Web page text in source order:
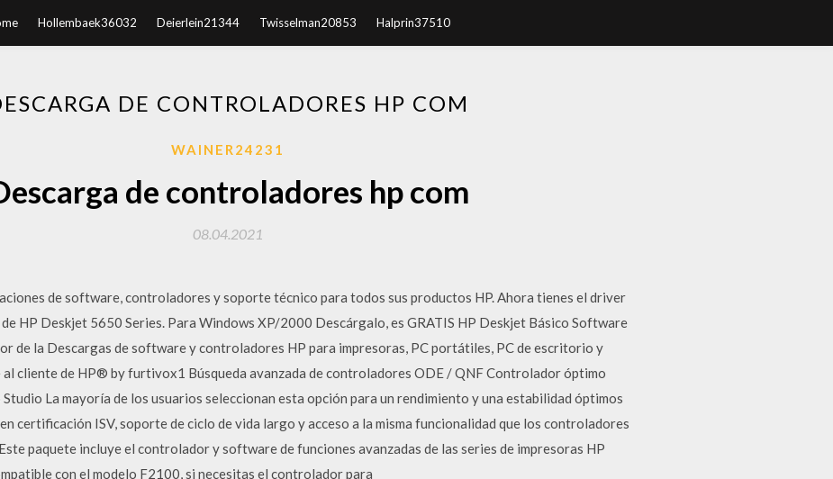
Hollembaek36032 Deierlein21344 Twisselman20853 Halprin37510
DE CONTROLADORES HP COM
WAINER24231
de controladores hp com
08.04.2021
de software, controladores y soporte técnico para todos sus productos HP. Ahora tienes el driver
HP Deskjet 5650 Series. Para Windows XP/2000 Descárgalo, es GRATIS HP Deskjet Básico Software
de la Descargas de software y controladores HP para impresoras, PC portátiles, PC de escritorio y
cliente de HP® by furtivox1 Búsqueda avanzada de controladores ODE / QNF Controlador óptimo
La mayoría de los usuarios seleccionan esta opción para un rendimiento y una estabilidad óptimos
certificación ISV, soporte de ciclo de vida largo y acceso a la misma funcionalidad que los controladores
paquete incluye el controlador y software de funciones avanzadas de las series de impresoras HP
con el modelo F2100, si necesitas el controlador para